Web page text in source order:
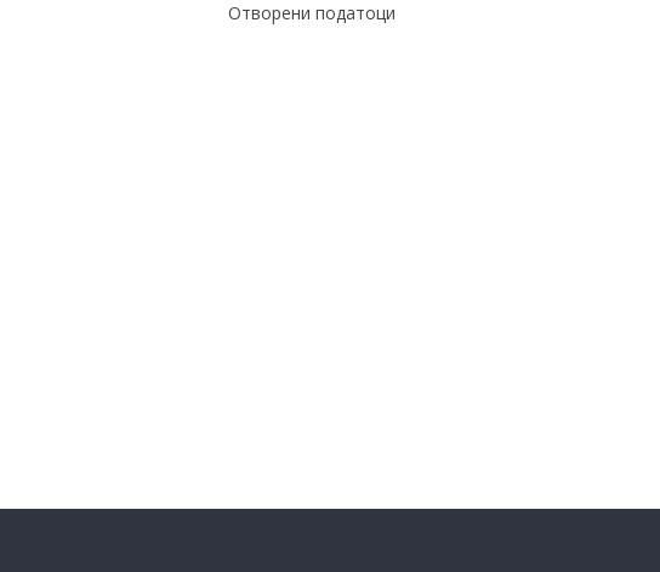
Отворени податоци